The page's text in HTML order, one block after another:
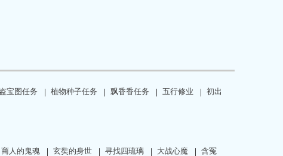
宝图任务 植物种子任务 飘香香任务 五行修业
初出
商人的鬼魂 玄奘的身世 寻找四琉璃 大战心魔
含冤